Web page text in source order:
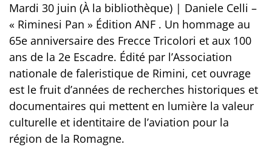
Mardi 30 juin (À la bibliothèque) | Daniele Celli –
« Riminesi Pan » Édition ANF . Un hommage au
65e anniversaire des Frecce Tricolori et aux 100
ans de la 2e Escadre. Édité par l’Association
nationale de faleristique de Rimini, cet ouvrage
est le fruit d’années de recherches historiques et
documentaires qui mettent en lumière la valeur
culturelle et identitaire de l’aviation pour la
région de la Romagne.